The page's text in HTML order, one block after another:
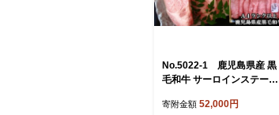
No.5022-1 鹿児島県産 黒
毛和牛 サーロインステーキ
ース（A4等級） （しゃぶ・
寄附金額 52,000円